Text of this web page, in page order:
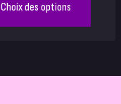
Choix des options